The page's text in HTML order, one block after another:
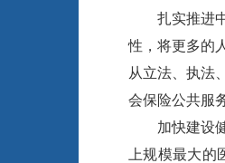
扎实推进中
性，将更多的
从立法、执法
会保险公共服
加快建设健
上规模最大